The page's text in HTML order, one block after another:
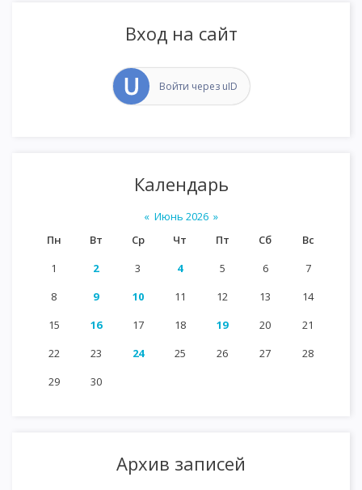
Вход на сайт
Войти через uID
Календарь
« Июнь 2026 »
Пн
Вт Ср Чт Пт Сб
Вс
1
2 3 4 5 6
7
8
9 10 11 12 13
14
15
16 17 18 19 20
21
22
23 24 25 26 27
28
29
30
Архив записей